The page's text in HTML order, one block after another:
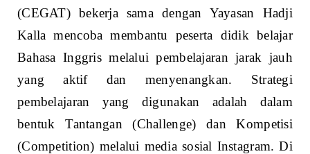
(CEGAT) bekerja sama dengan Yayasan Hadji
Kalla mencoba membantu peserta didik belajar
Bahasa Inggris melalui pembelajaran jarak jauh
yang aktif dan menyenangkan. Strategi
pembelajaran yang digunakan adalah dalam
bentuk Tantangan (Challenge) dan Kompetisi
(Competition) melalui media sosial Instagram. Di